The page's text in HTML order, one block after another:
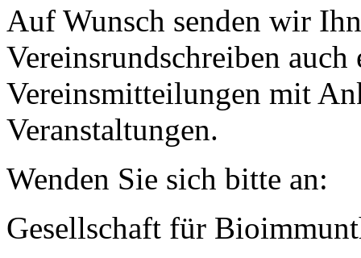
Auf Wunsch senden wir
Vereinsrundschreiben auch
Vereinsmitteilungen mit
Veranstaltungen.
Wenden Sie sich bitte an:
Gesellschaft für